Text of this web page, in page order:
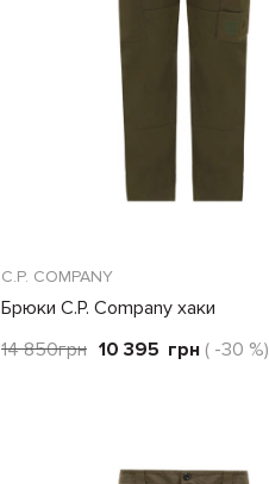
C.P. COMPANY
Брюки C.P. Company хаки
14 850грн 10 395 грн ( -30 %)